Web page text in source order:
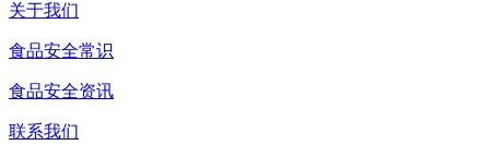
关于我们
食品安全常识
食品安全资讯
联系我们